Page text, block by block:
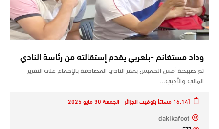
وداد مستغانم -بلعربي يقدم إستقالته من رئاسة النادي
تم صبيحة أمس الخميس بمقر النادي المصادقة بالإجماع على التقرير
المالي والأدبي…
[16:14 مساءً] بتوقيت الجزائر - الجمعة 30 مايو 2025
dakikafoot